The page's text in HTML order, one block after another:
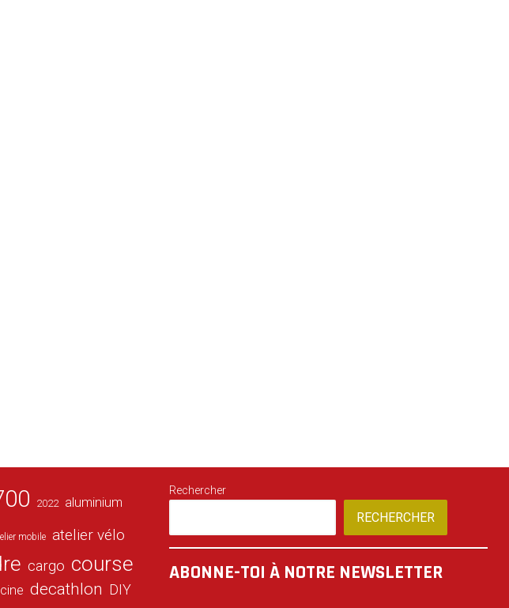
2022 aluminium
mobile atelier vélo
cargo course
decathlon DIY
Rechercher
RECHERCHER
ABONNE-TOI À NOTRE NEWSLETTER